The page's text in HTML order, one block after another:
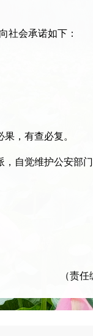
社会承诺如下：
，有查必复。
自觉维护公安部门
（责